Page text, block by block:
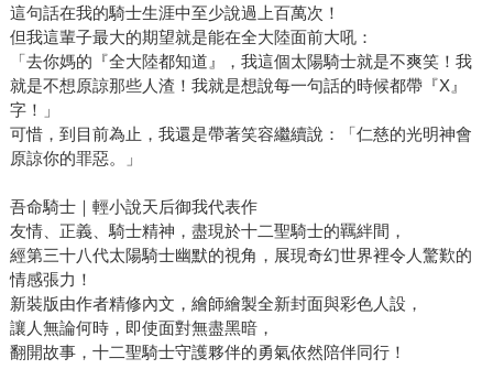
這句話在我的騎士生涯中至少說過上百萬次！
但我這輩子最大的期望就是能在全大陸面前大吼：
「去你媽的『全大陸都知道』，我這個太陽騎士就是不爽笑！我
就是不想原諒那些人渣！我就是想說每一句話的時候都帶『X』
字！」
可惜，到目前為止，我還是帶著笑容繼續說：「仁慈的光明神會
原諒你的罪惡。」
吾命騎士｜輕小說天后御我代表作
友情、正義、騎士精神，盡現於十二聖騎士的羈絆間，
經第三十八代太陽騎士幽默的視角，展現奇幻世界裡令人驚歎的
情感張力！
新裝版由作者精修內文，繪師繪製全新封面與彩色人設，
讓人無論何時，即使面對無盡黑暗，
翻開故事，十二聖騎士守護夥伴的勇氣依然陪伴同行！